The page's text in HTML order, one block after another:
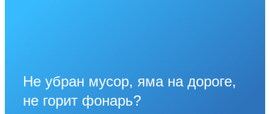
Не убран мусор, яма на дороге,
не горит фонарь?